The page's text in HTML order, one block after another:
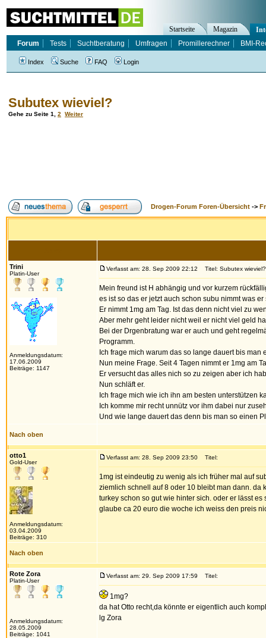
Subutex wieviel?
Gehe zu Seite 1 2 Weiter
Drogen-Forum Foren-Übersicht ->
Trini
Platin-User
Anmeldungsdatum:
17.06.2009
Beiträge: 1147
Verfasst am: 28. Sep 2009 22:12 Titel: Subutex wieviel?
Mein freund ist H abhängig und vor kurzem
es ist so das er jetzt auch schon subu nimmt was
Er nimmt 1mg am Tag. Ist das denn nicht viel zu
Aber mehr geht leider nicht weil er nicht viel geld
Bei der Drgenbratung war er auch und geht
Programm.
Ich frage mich warum das so lange dauert bis man
Nun meine Frage. Seit 4 Tagen nimmt er 1mg am
Er versucht das alles nich so zu zeigen aber ich
Nun schläft er.
Ich frage mich wie ich ihn am besten unterstützen
Ich komme mir recht unnütz vor ihm dabei nur
Und wie lange dauert das denn bis man so einen
Nach oben
otto1
Gold-User
Anmeldungsdatum:
03.04.2009
Beiträge: 310
Verfasst am: 28. Sep 2009 23:50 Titel:
1mg ist eindeutig zu wenig als ich früher mal auf
ziemlich schnell auf 8 oder 10 bleibt man dann. da
turkey schon so gut wie hinter sich. oder er lässt
glaube ca 20 euro die woche ich weiss den preis
Nach oben
Rote Zora
Platin-User
Anmeldungsdatum:
28.05.2009
Beiträge: 1041
Verfasst am: 29. Sep 2009 17:59 Titel:
1mg?
da hat Otto recht,da könnte er eigentlich auch
lg Zora
Startseite Magazin
Forum
Tests Suchtberatung Umfragen Promillerechner BMI-
Index Suche FAQ Login